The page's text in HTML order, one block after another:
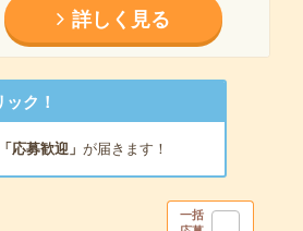
詳しく見る
ク！
応募歓迎」 が届きます！
一括